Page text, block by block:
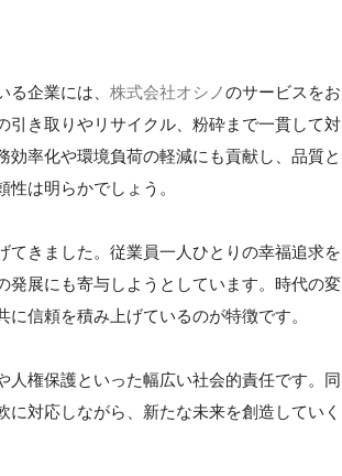
企業には、 株式会社オシノのサービスをお
引き取りやリサイクル、粉砕まで一貫して対
率化や環境負荷の軽減にも貢献し、品質と
は明らかでしょう。
きました。従業員一人ひとりの幸福追求を
発展にも寄与しようとしています。時代の変
信頼を積み上げているのが特徴です。
権保護といった幅広い社会的責任です。同
対応しながら、新たな未来を創造していく